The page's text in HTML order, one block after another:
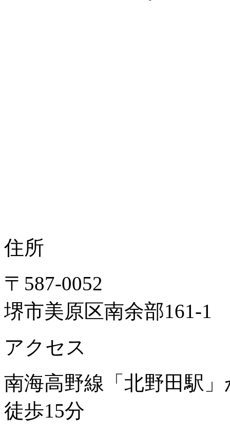
住所
〒587-0052
堺市美原区南余部161-1
アクセス
南海高野線「北野田駅
徒歩15分